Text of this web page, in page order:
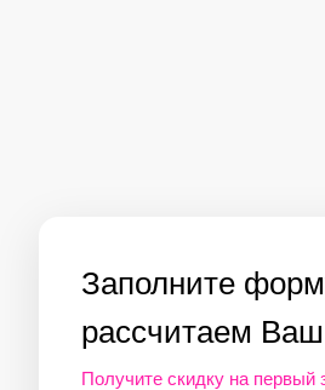
Заполните
рассчитаем Ваш
Получите скидку на первый